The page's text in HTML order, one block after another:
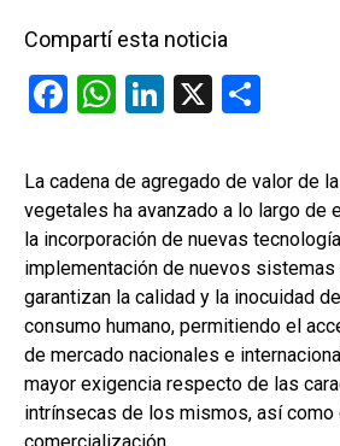
Compartí esta noticia
F
ce
b
o
o
k
W
at
s
A
p
p
Li
ke
dI
n
X
m
p
ar
tir
La cadena de agregado de valor de
vegetales ha avanzado a lo largo de
la incorporación de nuevas
implementación de nuevos
garantizan la calidad y la inocuidad
consumo humano, permitiendo el
de mercado nacionales e
mayor exigencia respecto de las
intrínsecas de los mismos, así como